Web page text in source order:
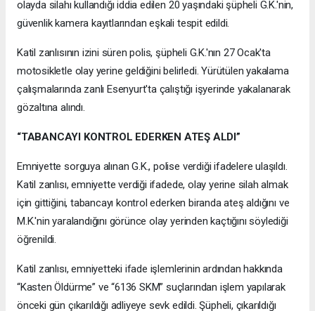
olayda silahı kullandığı iddia edilen 20 yaşındaki şüpheli G.K.'nin,
güvenlik kamera kayıtlarından eşkali tespit edildi.
Katil zanlısının izini süren polis, şüpheli G.K.'nın 27 Ocak'ta
motosikletle olay yerine geldiğini belirledi. Yürütülen yakalama
çalışmalarında zanlı Esenyurt'ta çalıştığı işyerinde yakalanarak
gözaltına alındı.
“TABANCAYI KONTROL EDERKEN ATEŞ ALDI”
Emniyette sorguya alınan G.K., polise verdiği ifadelere ulaşıldı.
Katil zanlısı, emniyette verdiği ifadede, olay yerine silah almak
için gittiğini, tabancayı kontrol ederken biranda ateş aldığını ve
M.K.'nin yaralandığını görünce olay yerinden kaçtığını söylediği
öğrenildi.
Katil zanlısı, emniyetteki ifade işlemlerinin ardından hakkında
“Kasten Öldürme” ve “6136 SKM” suçlarından işlem yapılarak
önceki gün çıkarıldığı adliyeye sevk edildi. Şüpheli, çıkarıldığı